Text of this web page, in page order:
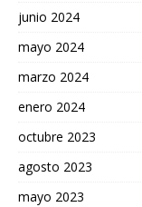
junio 2024
mayo 2024
marzo 2024
enero 2024
octubre 2023
agosto 2023
mayo 2023